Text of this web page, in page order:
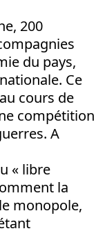
200
du pays,
Ce
cours de
compétition
A
« libre
la
monopole,